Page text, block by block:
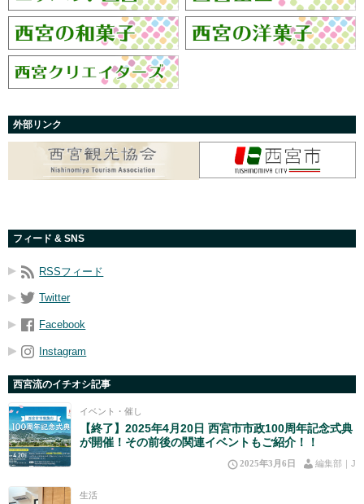
外部リンク
フィード & SNS
RSSフィード
Twitter
Facebook
Instagram
西宮流のイチオシ記事
イベント・催し
【終了】2025年4月20日 西宮市市政100周年記念式典
が開催！その前後の関連イベントもご紹介！！
2025年3月6日 編集部｜J
生活